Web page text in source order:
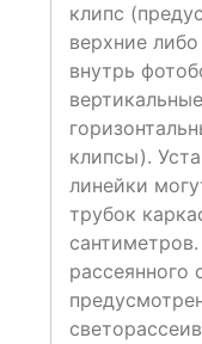
клипс
верхние
внутрь
клипсы).
линейки
трубок
рассеянного